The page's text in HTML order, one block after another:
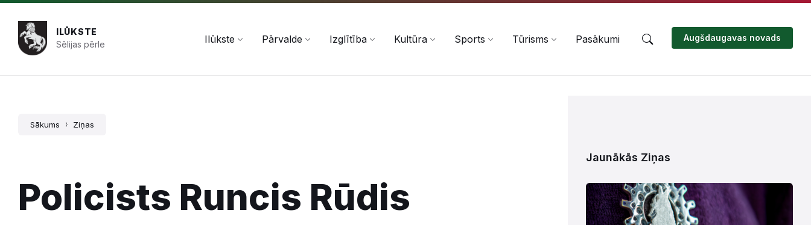
Pāriet
saturu
Skip
navigation
Skip
footer
ILŪKSTE
Sēlijas pērle
Ilūkste Pārvalde Izglītība Kultūra Sports Tūrisms Pasākumi Augšdaugavas novads
Sākums Ziņas
Policists Runcis Rūdis
Jaunākās Ziņas